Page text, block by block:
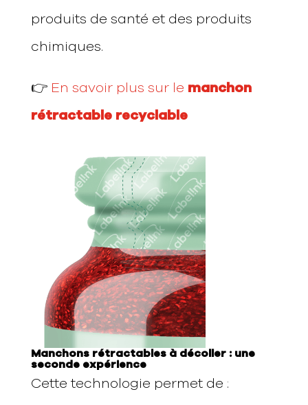
produits de santé et des produits
chimiques.
👉 En savoir plus sur le manchon
rétractable recyclable
Manchons rétractables à décoller : une
seconde expérience
Cette technologie permet de :